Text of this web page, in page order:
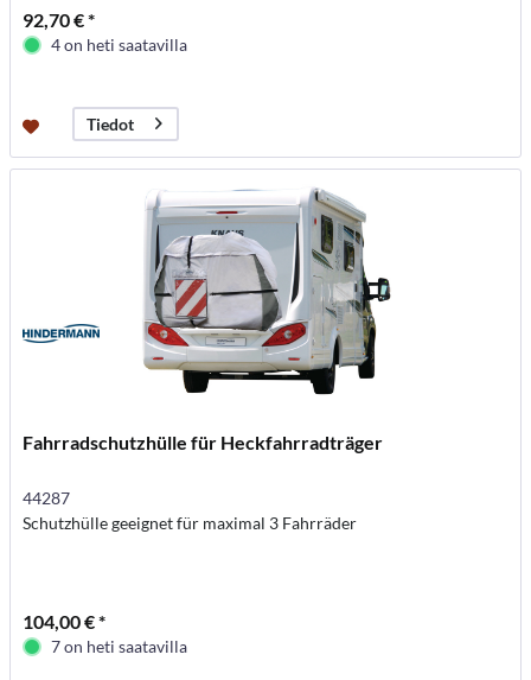
92,70 € *
4 on heti saatavilla
Tiedot
Fahrradschutzhülle für Heckfahrradträger
44287
Schutzhülle geeignet für maximal 3 Fahrräder
104,00 € *
7 on heti saatavilla